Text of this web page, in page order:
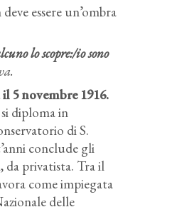
essere un’ombra
lo scopre:/io sono
5 novembre 1916.
diploma in
di S.
conclude gli
da privatista. Tra il
come impiegata
delle